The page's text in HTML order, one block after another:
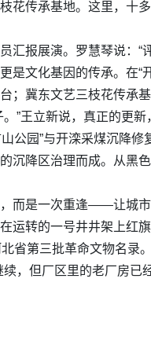
花传承基地。这里，十
汇报展演。罗慧琴说：
是文化基因的传承。在
；冀东文艺三枝花传承
”王立新说，真正的更
公园”与开滦采煤沉降
降区治理而成。从黑
而是一次重逢——让城市
运转的一号井井架上
省第三批革命文物名录。
，但厂区里的老厂房